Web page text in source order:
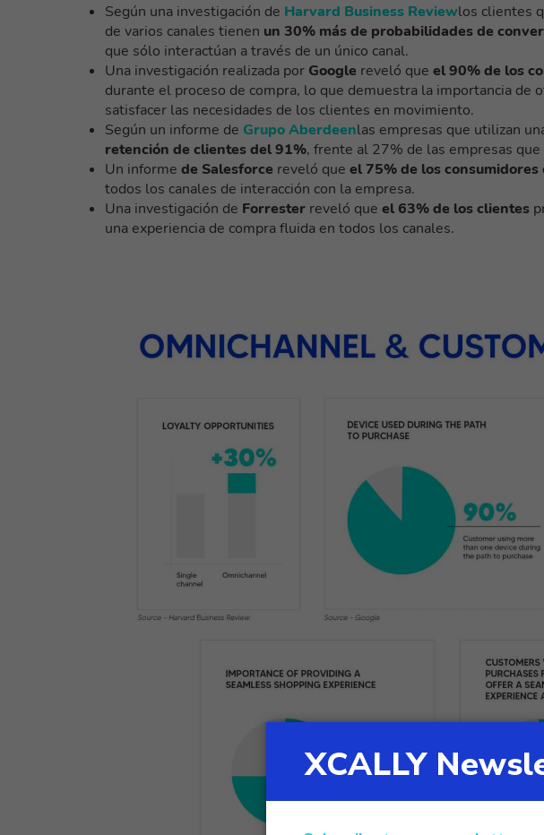
Según una investigación de Harvard Business Reviewlos clientes
de varios canales tienen un 30% más de probabilidades de
que sólo interactúan a través de un único canal.
Una investigación realizada por Google reveló que el 90% de los
durante el proceso de compra, lo que demuestra la importancia de
satisfacer las necesidades de los clientes en movimiento.
Según un informe de Grupo Aberdeenlas empresas que utilizan
retención de clientes del 91%, frente al 27% de las empresas
Un informe de Salesforce reveló que el 75% de los
todos los canales de interacción con la empresa.
Una investigación de Forrester reveló que el 63% de los clientes
una experiencia de compra fluida en todos los canales.